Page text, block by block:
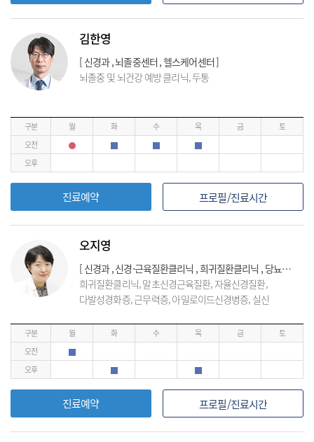
김한영
[ 신경과 , 뇌졸중센터 , 헬스케어센터 ]
뇌졸중 및 뇌건강 예방 클리닉, 두통
구분 월 화 수 목 금
토
오전
오후
진료예약 프로필/진료시간
오지영
[ 신경과 , 신경⋅근육질환클리닉 , 희귀질환클리닉 , 당뇨발클리닉 ]
희귀질환클리닉, 말초신경근육질환, 자율신경질환,
다발성경화증, 근무력증, 아밀로이드신경병증, 실신
구분 월 화 수 목 금
토
오전
오후
진료예약 프로필/진료시간